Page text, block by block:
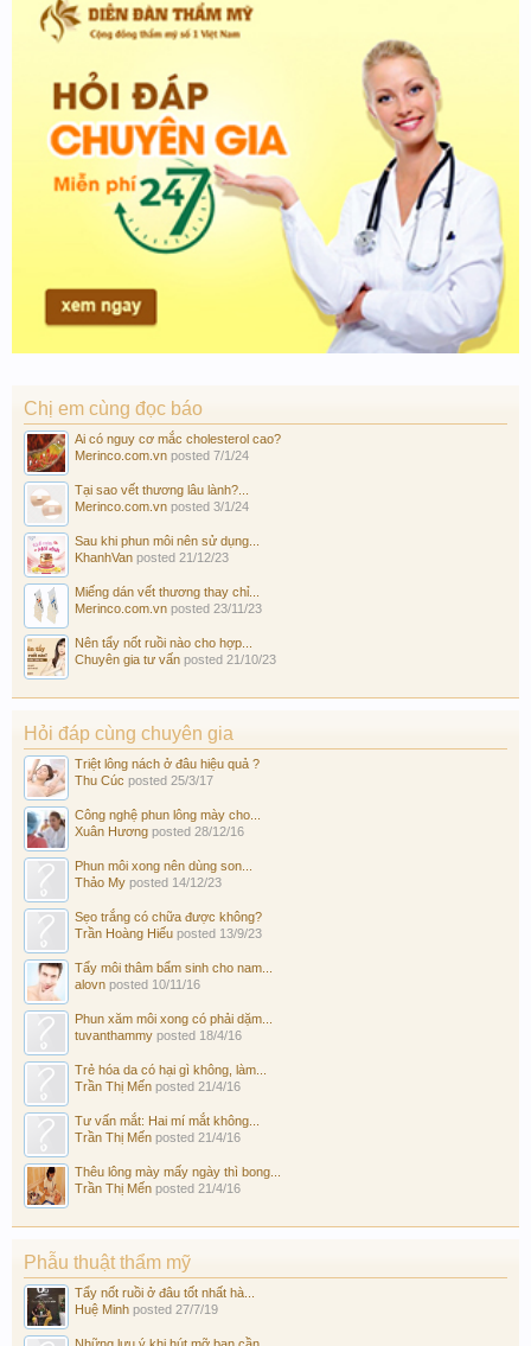
Chị em cùng đọc báo
Ai có nguy cơ mắc cholesterol cao?
Merinco.com.vn posted 7/1/24
Tại sao vết thương lâu lành?...
Merinco.com.vn posted 3/1/24
Sau khi phun môi nên sử dụng...
KhanhVan posted 21/12/23
Miếng dán vết thương thay chỉ...
Merinco.com.vn posted 23/11/23
Nên tẩy nốt ruồi nào cho hợp...
Chuyên gia tư vấn posted 21/10/23
Hỏi đáp cùng chuyên gia
Triệt lông nách ở đâu hiệu quả ?
Thu Cúc posted 25/3/17
Công nghệ phun lông mày cho...
Xuân Hương posted 28/12/16
Phun môi xong nên dùng son...
Thảo My posted 14/12/23
Sẹo trắng có chữa được không?
Trần Hoàng Hiếu posted 13/9/23
Tẩy môi thâm bẩm sinh cho nam...
alovn posted 10/11/16
Phun xăm môi xong có phải dặm...
tuvanthammy posted 18/4/16
Trẻ hóa da có hại gì không, làm...
Trần Thị Mến posted 21/4/16
Tư vấn mắt: Hai mí mắt không...
Trần Thị Mến posted 21/4/16
Thêu lông mày mấy ngày thì bong...
Trần Thị Mến posted 21/4/16
Phẫu thuật thẩm mỹ
Tẩy nốt ruồi ở đâu tốt nhất hà...
Huệ Minh posted 27/7/19